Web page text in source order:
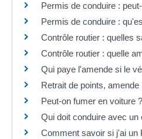
Permis de conduire :
Permis de conduire :
Contrôle routier : quelles
Contrôle routier : quelle
Qui paye l'amende si le
Retrait de points,
Peut-on fumer en voiture ?
Qui doit conduire avec
Comment savoir si j'ai un